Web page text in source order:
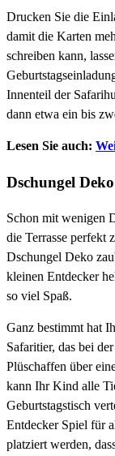
Drucken Sie die
damit die Karten
schreiben kann,
Innenteil der
dann etwa ein bis
Lesen Sie auch:
Dschungel
Schon mit wenigen
die Terrasse perfekt
Dschungel Deko
kleinen Entdecker
so viel Spaß.
Ganz bestimmt hat
Safaritier, das bei
Plüschaffen über
kann Ihr Kind alle
Geburtstagstisch
Entdecker Spiel für
platziert werden,